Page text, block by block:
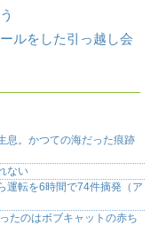
ルをした引っ越し会
息。かつての海だった痕跡
ない
運転を6時間で74件摘発（ア
たのはボブキャットの赤ち